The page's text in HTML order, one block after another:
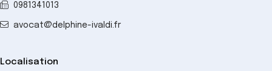
0981341013
avocat@delphine-ivaldi.fr
Localisation